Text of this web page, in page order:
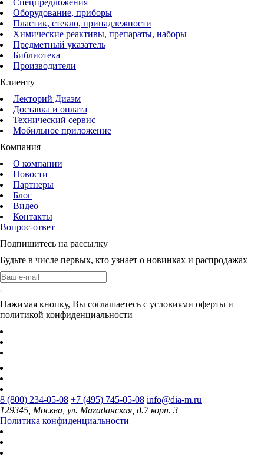
Спецпредложения
Оборудование, приборы
Пластик, стекло, принадлежности
Химические реактивы, препараты, наборы
Предметный указатель
Библиотека
Производители
Клиенту
Лекторий Диаэм
Доставка и оплата
Технический сервис
Мобильное приложение
Компания
О компании
Новости
Партнеры
Блог
Видео
Контакты
Вопрос-ответ
Подпишитесь на рассылку
Будьте в числе первых, кто узнает о новинках и распродажах
Нажимая кнопку, Вы соглашаетесь с условиями оферты и
политикой конфиденциальности
8 (800) 234-05-08 +7 (495) 745-05-08 info@dia-m.ru
129345, Москва, ул. Магаданская, д.7 корп. 3
Политика конфиденциальности